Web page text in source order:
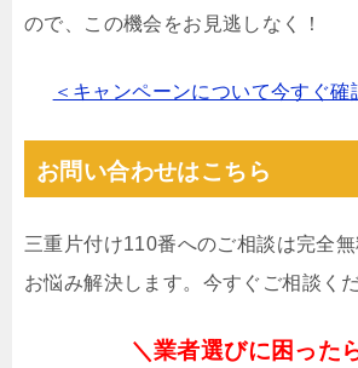
ので、この機会をお見逃しなく！
＜キャンペーンについて今すぐ確
お問い合わせはこちら
三重片付け110番へのご相談は完全
お悩み解決します。今すぐご相談く
＼業者選びに困った